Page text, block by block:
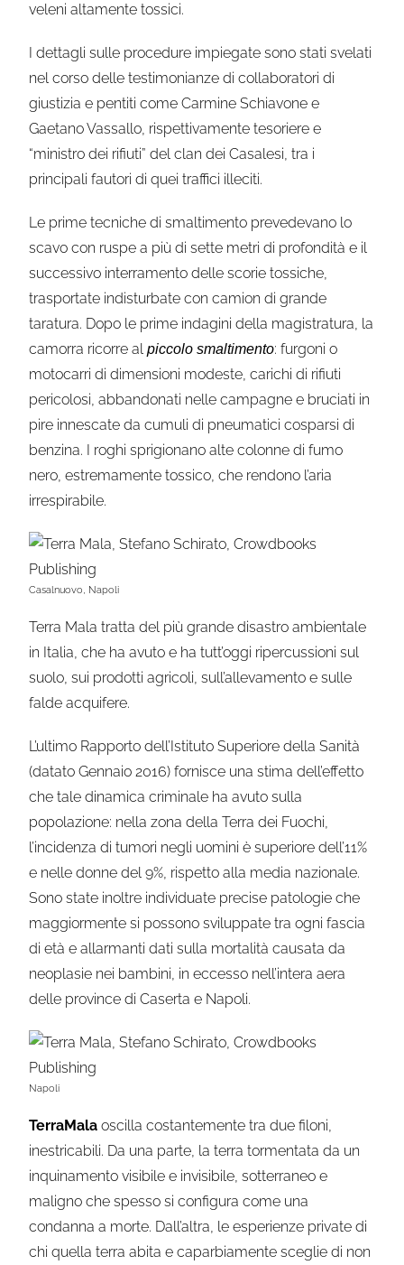
veleni altamente tossici.
I dettagli sulle procedure impiegate sono stati svelati
nel corso delle testimonianze di collaboratori di
giustizia e pentiti come Carmine Schiavone e
Gaetano Vassallo, rispettivamente tesoriere e
“ministro dei rifiuti” del clan dei Casalesi, tra i
principali fautori di quei traffici illeciti.
Le prime tecniche di smaltimento prevedevano lo
scavo con ruspe a più di sette metri di profondità e il
successivo interramento delle scorie tossiche,
trasportate indisturbate con camion di grande
taratura. Dopo le prime indagini della magistratura, la
camorra ricorre alpiccolo smaltimento: furgoni o
motocarri di dimensioni modeste, carichi di rifiuti
pericolosi, abbandonati nelle campagne e bruciati in
pire innescate da cumuli di pneumatici cosparsi di
benzina. I roghi sprigionano alte colonne di fumo
nero, estremamente tossico, che rendono l’aria
irrespirabile.
Casalnuovo, Napoli
Terra Mala tratta del più grande disastro ambientale
in Italia, che ha avuto e ha tutt’oggi ripercussioni sul
suolo, sui prodotti agricoli, sull’allevamento e sulle
falde acquifere.
L’ultimo Rapporto dell’Istituto Superiore della Sanità
(datato Gennaio 2016) fornisce una stima dell’effetto
che tale dinamica criminale ha avuto sulla
popolazione: nella zona della Terra dei Fuochi,
l’incidenza di tumori negli uomini è superiore dell’11%
e nelle donne del 9%, rispetto alla media nazionale.
Sono state inoltre individuate precise patologie che
maggiormente si possono sviluppate tra ogni fascia
di età e allarmanti dati sulla mortalità causata da
neoplasie nei bambini, in eccesso nell’intera aera
delle province di Caserta e Napoli.
Napoli
TerraMalaoscilla costantemente tra due filoni,
inestricabili. Da una parte, la terra tormentata da un
inquinamento visibile e invisibile, sotterraneo e
maligno che spesso si configura come una
condanna a morte. Dall’altra, le esperienze private di
chi quella terra abita e caparbiamente sceglie di non